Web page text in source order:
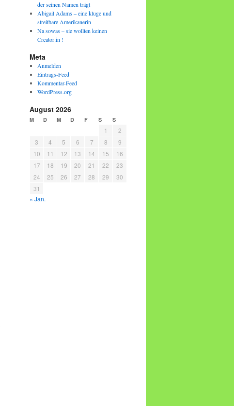
der seinen Namen trägt
Abigail Adams – eine kluge und
streitbare Amerikanerin
Na sowas – sie wollten keinen
Creator:in !
Meta
Anmelden
Eintrags-Feed
Kommentar-Feed
WordPress.org
August 2026
M D M D F S S
1
2
3
4 5 6 7 8
9
10
11 12 13 14 15
16
17
18 19 20 21 22
23
24
25 26 27 28 29
30
31
« Jan.